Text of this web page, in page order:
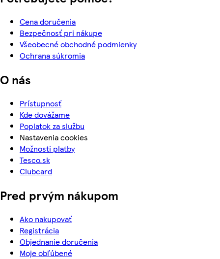
Cena doručenia
Bezpečnosť pri nákupe
Všeobecné obchodné podmienky
Ochrana súkromia
O nás
Prístupnosť
Kde dovážame
Poplatok za službu
Nastavenia cookies
Možnosti platby
Tesco.sk
Clubcard
Pred prvým nákupom
Ako nakupovať
Registrácia
Objednanie doručenia
Moje obľúbené